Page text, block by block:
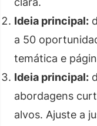
Ideia principal:
a 50
temática e
Ideia principal:
abordagens
alvos. Ajuste a